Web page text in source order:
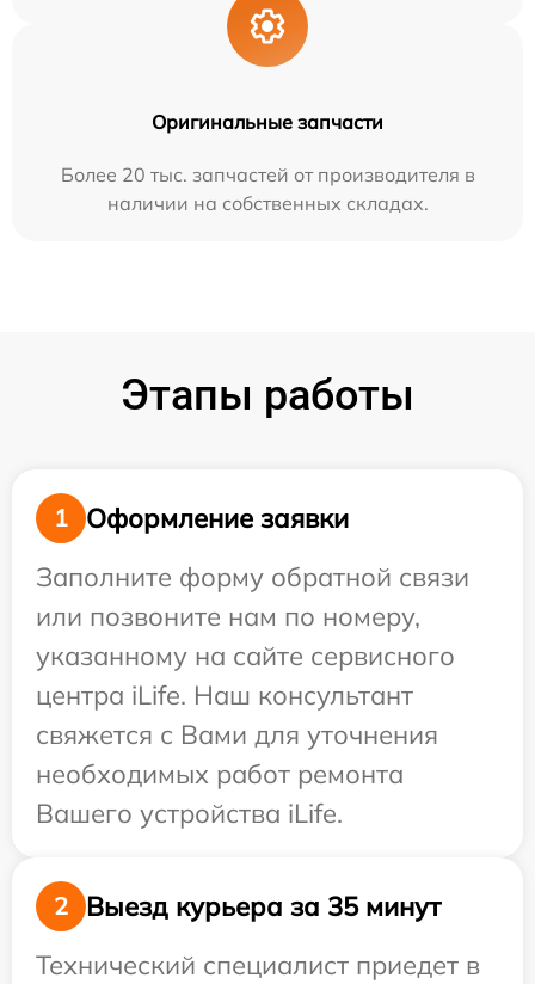
Оригинальные запчасти
Более 20 тыс. запчастей от производителя в
наличии на собственных складах.
Этапы работы
1
Оформление заявки
Заполните форму обратной связи
или позвоните нам по номеру,
указанному на сайте сервисного
центра iLife. Наш консультант
свяжется с Вами для уточнения
необходимых работ ремонта
Вашего устройства iLife.
2
Выезд курьера за 35 минут
Технический специалист приедет в